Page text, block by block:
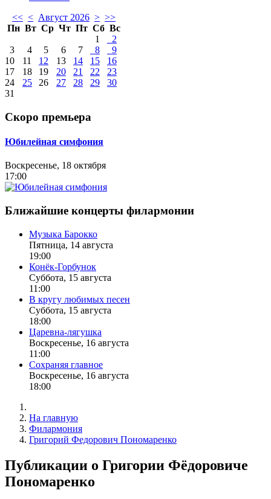
<< < Август 2026 > >>
Пн Вт Ср Чт Пт Сб Вс
1
2
3
4 5 6 7 8
9
10
11 12 13 14 15
16
17
18 19 20 21 22
23
24
25 26 27 28 29
30
31
Скоро премьера
Юбилейная симфония
Воскресенье, 18 октября
17:00
Ближайшие концерты филармонии
Музыка Барокко
Пятница, 14 августа
19:00
Конёк-Горбунок
Суббота, 15 августа
11:00
В кругу любимых песен
Суббота, 15 августа
18:00
Царевна-лягушка
Воскресенье, 16 августа
11:00
Сохраняя главное
Воскресенье, 16 августа
18:00
На главную
Филармония
Григорий Федорович Пономаренко
Публикации о Григории Фёдоровиче
Пономаренко